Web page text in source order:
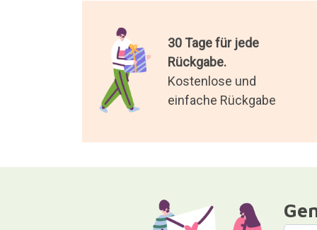
30 Tage für jede
Rückgabe.
Kostenlose und
einfache Rückgabe